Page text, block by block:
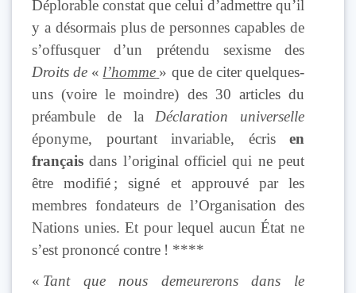
Déplorable constat que celui d’admettre qu’il
y a désormais plus de personnes capables de
s’offusquer d’un prétendu sexisme des
Droits de « l’homme » que de citer quelques-
uns (voire le moindre) des 30 articles du
préambule de la Déclaration universelle
éponyme, pourtant invariable, écris en
français dans l’original officiel qui ne peut
être modifié ; signé et approuvé par les
membres fondateurs de l’Organisation des
Nations unies. Et pour lequel aucun État ne
s’est prononcé contre ! ****
« Tant que nous demeurerons dans le